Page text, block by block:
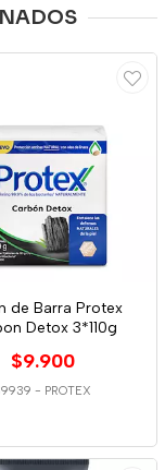
de Barra Protex
Detox 3*110g
$9.900
- PROTEX